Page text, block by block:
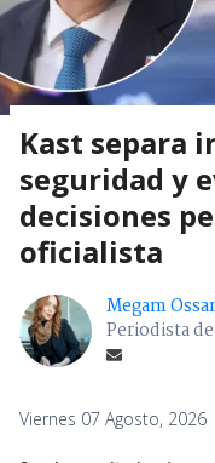
Kast separa
seguridad y
decisiones
oficialista
Megam
Periodista
Viernes 07 Agosto, 2026